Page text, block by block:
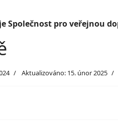
Společnost pro veřejnou
Aktualizováno: 15. únor 2025